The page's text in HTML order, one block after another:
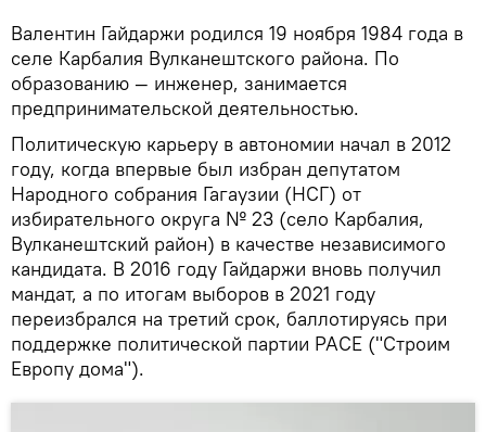
Валентин Гайдаржи родился 19 ноября 1984 года в
селе Карбалия Вулканештского района. По
образованию — инженер, занимается
предпринимательской деятельностью.
Политическую карьеру в автономии начал в 2012
году, когда впервые был избран депутатом
Народного собрания Гагаузии (НСГ) от
избирательного округа № 23 (село Карбалия,
Вулканештский район) в качестве независимого
кандидата. В 2016 году Гайдаржи вновь получил
мандат, а по итогам выборов в 2021 году
переизбрался на третий срок, баллотируясь при
поддержке политической партии PACE ("Строим
Европу дома").